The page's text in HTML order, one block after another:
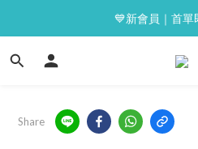
⭐逢星期一malluxe
💙新會員｜首單
⭐逢星期一malluxe
Share